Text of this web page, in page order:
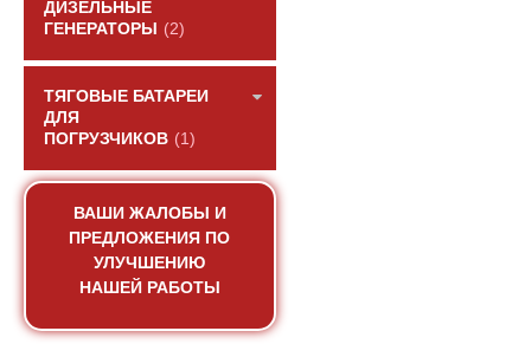
ДИЗЕЛЬНЫЕ
ГЕНЕРАТОРЫ
(2)
ТЯГОВЫЕ БАТАРЕИ
ДЛЯ
ПОГРУЗЧИКОВ (1)
ВАШИ ЖАЛОБЫ И
ПРЕДЛОЖЕНИЯ ПО
УЛУЧШЕНИЮ
НАШЕЙ РАБОТЫ